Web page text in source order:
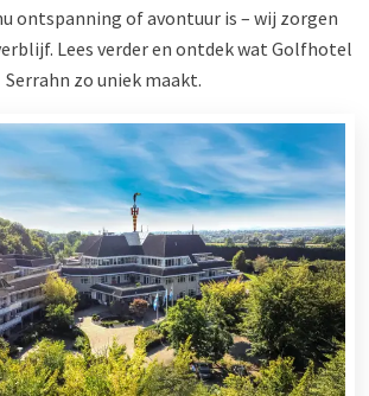
ontspanning of avontuur is – wij zorgen
Lees verder en ontdek wat Golfhotel
Serrahn zo uniek maakt.